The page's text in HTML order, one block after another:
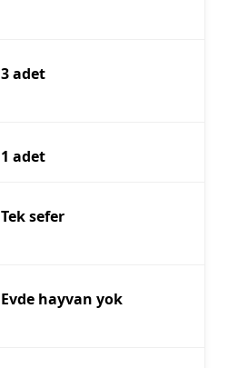
3 adet
1 adet
Tek sefer
Evde hayvan yok